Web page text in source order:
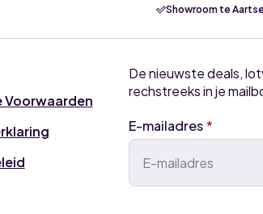
Showroom te
Voorwaarden
De nieuwste deals,
rechstreeks in je
E-mailadres *